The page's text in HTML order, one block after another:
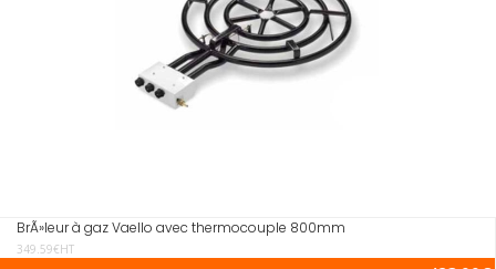
BrÃ»leur à gaz Vaello avec thermocouple 800mm
349.59€HT